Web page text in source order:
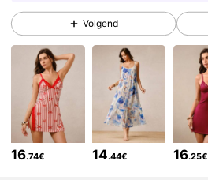
4.71 11K Volgers
11K Volgers
11K Volgers
Volgend
16.74€ 14.44€ 16.25€